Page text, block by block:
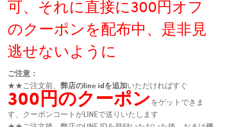
可、それに直接に300円オフ
のクーポンを配布中、是非見
逃せないように
ご注意：
★★ご注文前、 弊店のline idを追加いただければすぐ
300円のクーポンをゲットできま
す、クーポンコートがLINEで送りいたします